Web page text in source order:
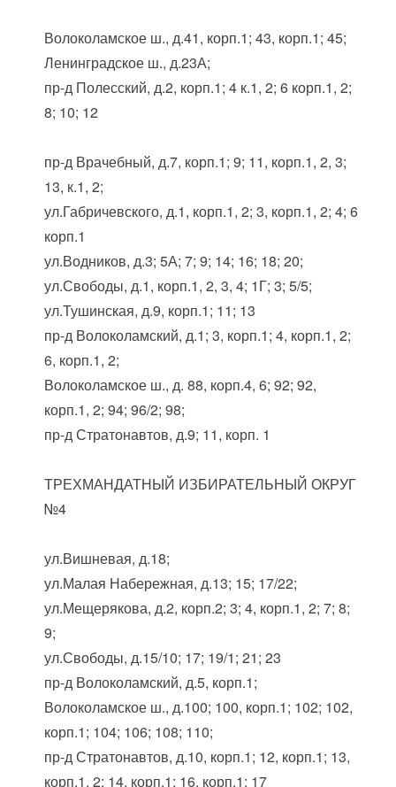
Волоколамское ш., д.41, корп.1; 43, корп.1; 45;
Ленинградское ш., д.23А;
пр-д Полесский, д.2, корп.1; 4 к.1, 2; 6 корп.1, 2;
8; 10; 12
пр-д Врачебный, д.7, корп.1; 9; 11, корп.1, 2, 3;
13, к.1, 2;
ул.Габричевского, д.1, корп.1, 2; 3, корп.1, 2; 4; 6
корп.1
ул.Водников, д.3; 5А; 7; 9; 14; 16; 18; 20;
ул.Свободы, д.1, корп.1, 2, 3, 4; 1Г; 3; 5/5;
ул.Тушинская, д.9, корп.1; 11; 13
пр-д Волоколамский, д.1; 3, корп.1; 4, корп.1, 2;
6, корп.1, 2;
Волоколамское ш., д. 88, корп.4, 6; 92; 92,
корп.1, 2; 94; 96/2; 98;
пр-д Стратонавтов, д.9; 11, корп. 1
ТРЕХМАНДАТНЫЙ ИЗБИРАТЕЛЬНЫЙ ОКРУГ
№4
ул.Вишневая, д.18;
ул.Малая Набережная, д.13; 15; 17/22;
ул.Мещерякова, д.2, корп.2; 3; 4, корп.1, 2; 7; 8;
9;
ул.Свободы, д.15/10; 17; 19/1; 21; 23
пр-д Волоколамский, д.5, корп.1;
Волоколамское ш., д.100; 100, корп.1; 102; 102,
корп.1; 104; 106; 108; 110;
пр-д Стратонавтов, д.10, корп.1; 12, корп.1; 13,
корп.1, 2; 14, корп.1; 16, корп.1; 17